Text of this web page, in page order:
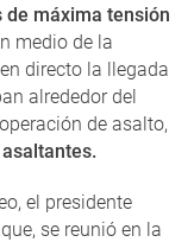
máxima tensión
medio de la
directo la llegada
alrededor del
de asalto,
el presidente
se reunió en la